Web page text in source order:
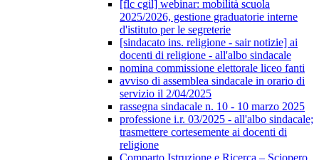
[flc cgil] webinar: mobilità scuola
2025/2026, gestione graduatorie interne
d'istituto per le segreterie
[sindacato ins. religione - sair notizie] ai
docenti di religione - all'albo sindacale
nomina commissione elettorale liceo fanti
avviso di assemblea sindacale in orario di
servizio il 2/04/2025
rassegna sindacale n. 10 - 10 marzo 2025
professione i.r. 03/2025 - all'albo sindacale;
trasmettere cortesemente ai docenti di
religione